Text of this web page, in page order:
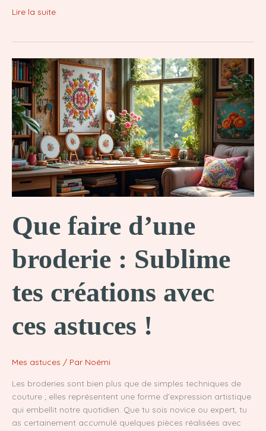
Découvre
ton
guide
ultime
pour
débuter
facilement
!
Lire la suite
Que faire d’une
broderie : Sublime
tes créations avec
ces astuces !
Mes astuces / Par Noémi
Les broderies sont bien plus que de simples techniques de
couture ; elles représentent une forme d’expression artistique
qui embellit notre quotidien. Que tu sois novice ou expert, tu
as certainement accumulé quelques pièces réalisées avec